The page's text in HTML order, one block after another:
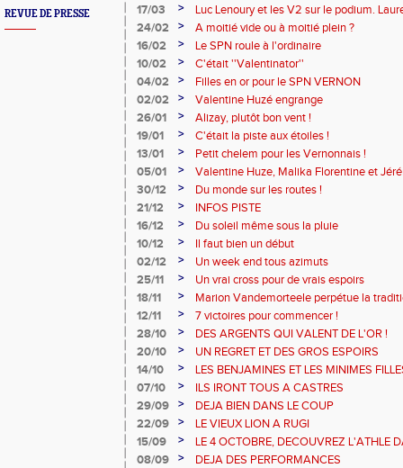
REVUE DE PRESSE
17/03
>
Luc Lenoury et les V2 sur le podium.
24/02
>
A moitié vide ou à moitié plein ?
16/02
>
Le SPN roule à l'ordinaire
10/02
>
C'était ''Valentinator''
04/02
>
Filles en or pour le SPN VERNON
02/02
>
Valentine Huzé engrange
26/01
>
Alizay, plutôt bon vent !
19/01
>
C'était la piste aux étoiles !
13/01
>
Petit chelem pour les Vernonnais !
05/01
>
Valentine Huze, Malika Florentine et
plancher !
30/12 >
Du monde sur les routes !
21/12
>
INFOS PISTE
16/12
>
Du soleil même sous la pluie
10/12
>
Il faut bien un début
02/12
>
Un week end tous azimuts
25/11
>
Un vrai cross pour de vrais espoirs
18/11
>
Marion Vandemorteele perpétue la
12/11
>
7 victoires pour commencer !
28/10
>
DES ARGENTS QUI VALENT DE L'OR !
20/10
>
UN REGRET ET DES GROS ESPOIRS
14/10
>
LES BENJAMINES ET LES MINIMES
07/10
>
ILS IRONT TOUS A CASTRES
29/09
>
DEJA BIEN DANS LE COUP
22/09
>
LE VIEUX LION A RUGI
15/09
>
LE 4 OCTOBRE, DECOUVREZ L'ATHLE
08/09
>
DEJA DES PERFORMANCES